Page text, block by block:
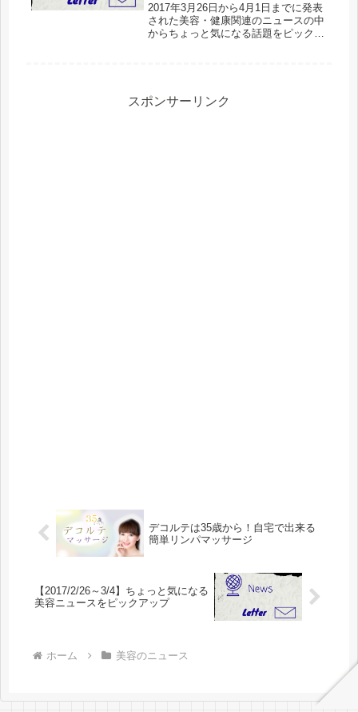
2017年3月26日から4月1日までに発表
された美容・健康関連のニュースの中
からちょっと気になる話題をピックア
スポンサーリンク
デコルテは35歳から！自宅で出来る
簡単リンパマッサージ
【2017/2/26～3/4】ちょっと気になる
美容ニュースをピックアップ
ホーム 美容のニュース